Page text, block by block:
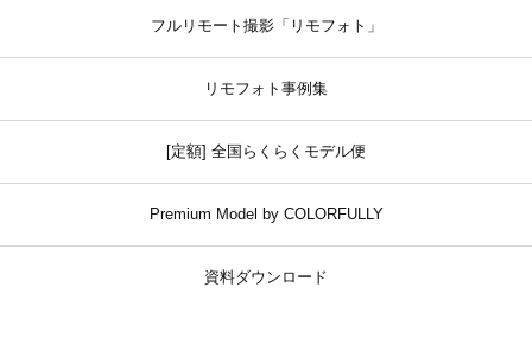
フルリモート撮影「リモフォト」
リモフォト事例集
[定額] 全国らくらくモデル便
Premium Model by COLORFULLY
資料ダウンロード